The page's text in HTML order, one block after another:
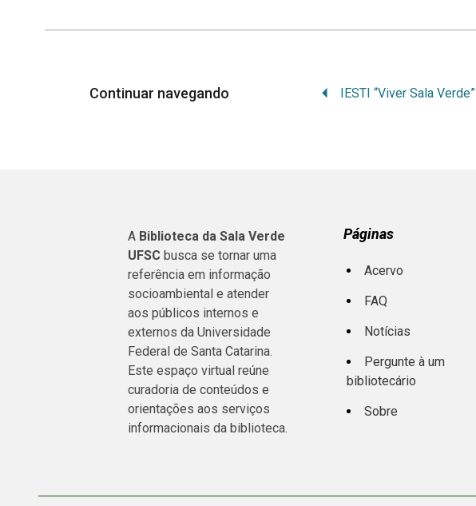
Continuar navegando IESTI “Viver Sala Verde”
A Biblioteca da Sala Verde
UFSC busca se tornar uma
referência em informação
socioambiental e atender
aos públicos internos e
externos da Universidade
Federal de Santa Catarina.
Este espaço virtual reúne
curadoria de conteúdos e
orientações aos serviços
informacionais da biblioteca.
Páginas
Acervo
FAQ
Notícias
Pergunte à um
bibliotecário
Sobre